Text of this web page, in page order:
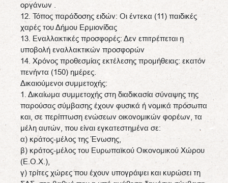
οργάνων .
12. Τόπος παράδοσης ειδών: Οι έντεκα (11) παιδικές
χαρές του Δήμου Ερμιονίδας
13. Εναλλακτικές προσφορές: Δεν επιτρέπεται η
υποβολή εναλλακτικών προσφορών
14. Χρόνος προθεσμίας εκτέλεσης προμήθειας: εκατόν
πενήντα (150) ημέρες.
Δικαιούμενοι συμμετοχής:
1. Δικαίωμα συμμετοχής στη διαδικασία σύναψης της
παρούσας σύμβασης έχουν φυσικά ή νομικά πρόσωπα
και, σε περίπτωση ενώσεων οικονομικών φορέων, τα
μέλη αυτών, που είναι εγκατεστημένα σε:
α) κράτος-μέλος της Ένωσης,
β) κράτος-μέλος του Ευρωπαϊκού Οικονομικού Χώρου
(Ε.Ο.Χ.),
γ) τρίτες χώρες που έχουν υπογράψει και κυρώσει τη